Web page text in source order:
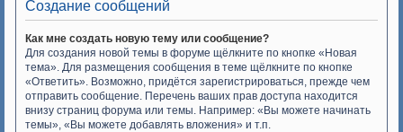
Создание сообщений
Как мне создать новую тему или сообщение?
Для создания новой темы в форуме щёлкните по кнопке «Новая
тема». Для размещения сообщения в теме щёлкните по кнопке
«Ответить». Возможно, придётся зарегистрироваться, прежде чем
отправить сообщение. Перечень ваших прав доступа находится
внизу страниц форума или темы. Например: «Вы можете начинать
темы», «Вы можете добавлять вложения» и т.п.